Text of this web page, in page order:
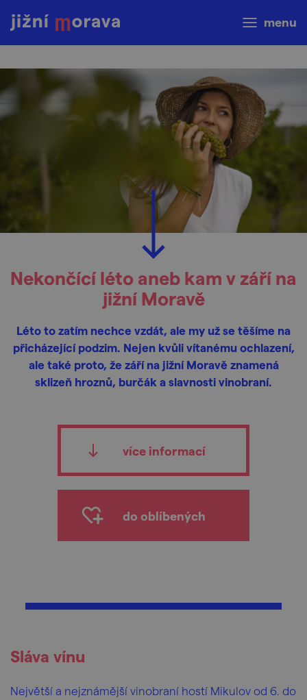
menu
Nekončící léto aneb kam v září na
jižní Moravě
Léto to zatím nechce vzdát, ale my už se těšíme na
přicházející podzim. Nejen kvůli vítanému ochlazení,
ale také proto, že září na jižní Moravě znamená
sklizeň hroznů, burčák a slavnosti vinobraní.
více informací
do oblíbených
Sláva vínu
Největší a nejznámější vinobraní hostí Mikulov od 6. do